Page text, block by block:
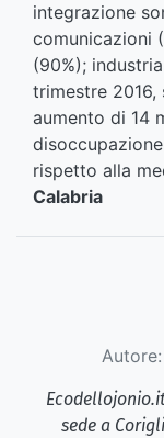
integrazione
comunicazioni
(90%);
trimestre
aumento di 14
rispetto alla
Calabria
Autore:
sede a